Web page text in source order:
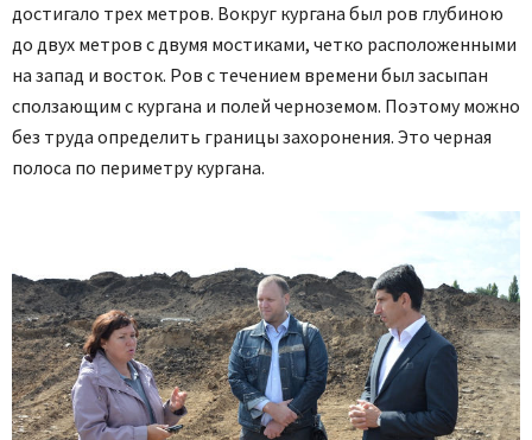
достигало трех метров. Вокруг кургана был ров глубиною
до двух метров с двумя мостиками, четко расположенными
на запад и восток. Ров с течением времени был засыпан
сползающим с кургана и полей черноземом. Поэтому можно
без труда определить границы захоронения. Это черная
полоса по периметру кургана.